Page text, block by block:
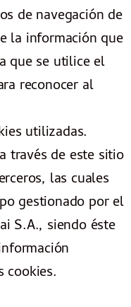
de navegación de
la información que
que se utilice el
reconocer al
utilizadas.
través de este sitio
las cuales
gestionado por el
S.A., siendo éste
cookies.